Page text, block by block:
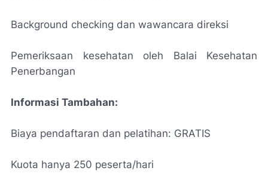
Background checking dan wawancara direksi
Pemeriksaan kesehatan oleh Balai Kesehatan
Penerbangan
Informasi Tambahan:
Biaya pendaftaran dan pelatihan: GRATIS
Kuota hanya 250 peserta/hari